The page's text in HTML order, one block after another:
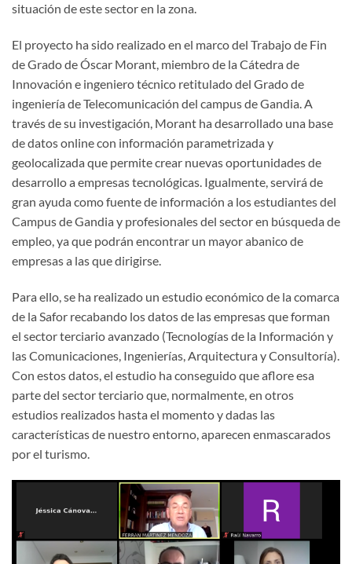
situación de este sector en la zona.
El proyecto ha sido realizado en el marco del Trabajo de Fin
de Grado de Óscar Morant, miembro de la Cátedra de
Innovación e ingeniero técnico retitulado del Grado de
ingeniería de Telecomunicación del campus de Gandia. A
través de su investigación, Morant ha desarrollado una base
de datos online con información parametrizada y
geolocalizada que permite crear nuevas oportunidades de
desarrollo a empresas tecnológicas. Igualmente, servirá de
gran ayuda como fuente de información a los estudiantes del
Campus de Gandia y profesionales del sector en búsqueda de
empleo, ya que podrán encontrar un mayor abanico de
empresas a las que dirigirse.
Para ello, se ha realizado un estudio económico de la comarca
de la Safor recabando los datos de las empresas que forman
el sector terciario avanzado (Tecnologías de la Información y
las Comunicaciones, Ingenierías, Arquitectura y Consultoría).
Con estos datos, el estudio ha conseguido que aflore esa
parte del sector terciario que, normalmente, en otros
estudios realizados hasta el momento y dadas las
características de nuestro entorno, aparecen enmascarados
por el turismo.